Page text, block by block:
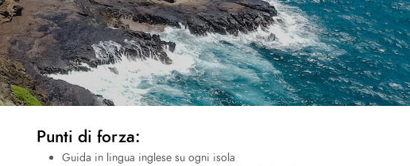
Punti di forza:
Guida in lingua inglese su ogni isola